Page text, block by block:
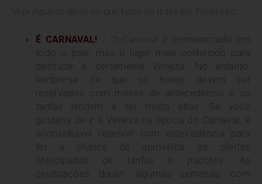
Veja algumas dicas do que fazer na Itália em Fevereiro:
É CARNAVAL!
é comemorado em
todo o país, mas o lugar mais conhecido para
desfrutar é certamente Veneza.
No entanto,
lembre-se de que os hotéis devem ser
reservados com meses de antecedência e as
tarifas tendem a ser muito altas.
Se você
gostaria de ir a Veneza na época do Carnaval, é
aconselhável reservar com antecedência para
ter a chance de aproveitar as ofertas
antecipadas de tarifas e pacotes.
As
celebrações duram algumas semanas, com